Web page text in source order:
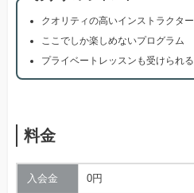
クオリティの高いインストラクター
ここでしか楽しめないプログラム
プライベートレッスンも受けられる
料金
入会金 0円